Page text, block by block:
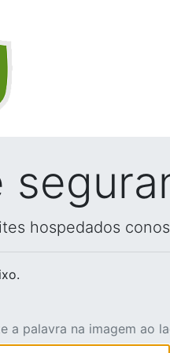
hospedados
a palavra na imagem ao